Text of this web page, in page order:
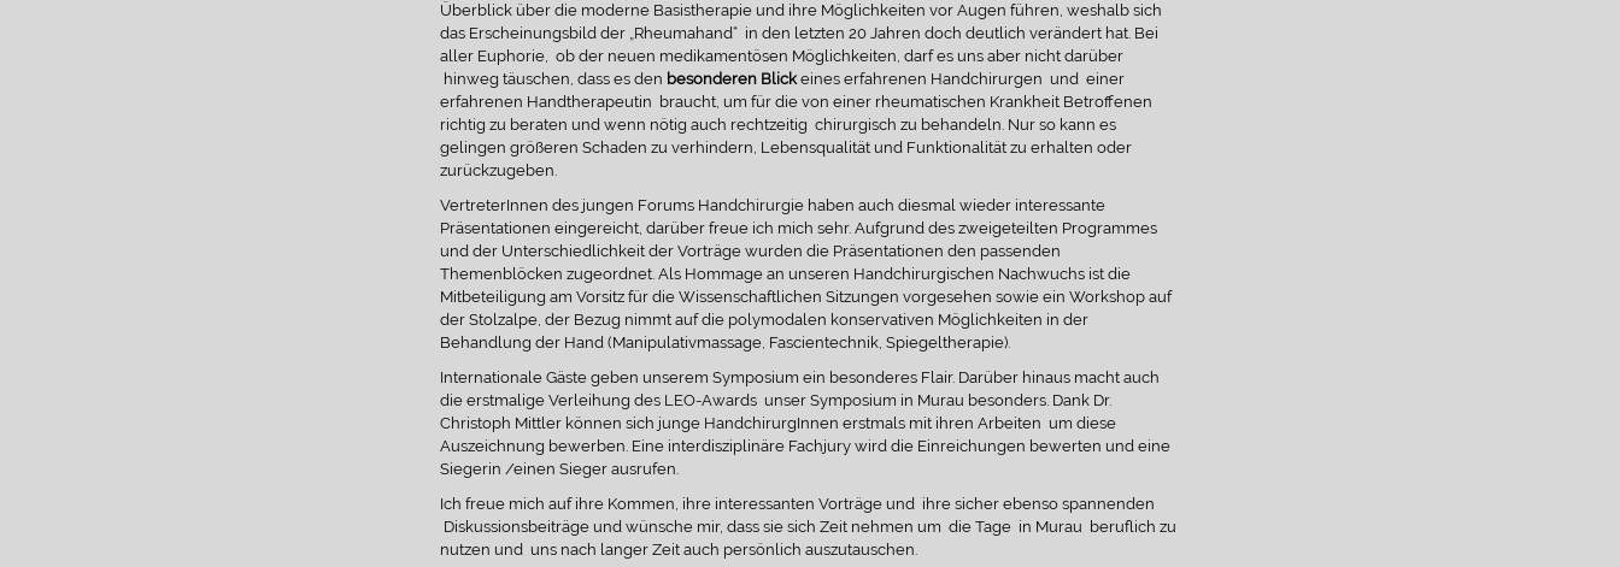
Überblick über die moderne Basistherapie und ihre Möglichkeiten vor Augen führen, weshalb sich
das Erscheinungsbild der „Rheumahand“ in den letzten 20 Jahren doch deutlich verändert hat. Bei
aller Euphorie, ob der neuen medikamentösen Möglichkeiten, darf es uns aber nicht darüber
hinweg täuschen, dass es den besonderen Blickeines erfahrenen Handchirurgen und einer
erfahrenen Handtherapeutin braucht, um für die von einer rheumatischen Krankheit Betroffenen
richtig zu beraten und wenn nötig auch rechtzeitig chirurgisch zu behandeln. Nur so kann es
gelingen größeren Schaden zu verhindern, Lebensqualität und Funktionalität zu erhalten oder
zurückzugeben.
VertreterInnen des jungen Forums Handchirurgie haben auch diesmal wieder interessante
Präsentationen eingereicht, darüber freue ich mich sehr. Aufgrund des zweigeteilten Programmes
und der Unterschiedlichkeit der Vorträge wurden die Präsentationen den passenden
Themenblöcken zugeordnet. Als Hommage an unseren Handchirurgischen Nachwuchs ist die
Mitbeteiligung am Vorsitz für die Wissenschaftlichen Sitzungen vorgesehen sowie ein Workshop auf
der Stolzalpe, der Bezug nimmt auf die polymodalen konservativen Möglichkeiten in der
Behandlung der Hand (Manipulativmassage, Fascientechnik, Spiegeltherapie).
Internationale Gäste geben unserem Symposium ein besonderes Flair. Darüber hinaus macht auch
die erstmalige Verleihung des LEO-Awards unser Symposium in Murau besonders. Dank Dr.
Christoph Mittler können sich junge HandchirurgInnen erstmals mit ihren Arbeiten um diese
Auszeichnung bewerben. Eine interdisziplinäre Fachjury wird die Einreichungen bewerten und eine
Siegerin /einen Sieger ausrufen.
Ich freue mich auf ihre Kommen, ihre interessanten Vorträge und ihre sicher ebenso spannenden
Diskussionsbeiträge und wünsche mir, dass sie sich Zeit nehmen um die Tage in Murau beruflich zu
nutzen und uns nach langer Zeit auch persönlich auszutauschen.